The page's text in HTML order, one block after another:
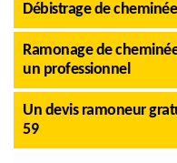
Débistrage de
Ramonage de
un professionnel
Un devis ramoneur
59